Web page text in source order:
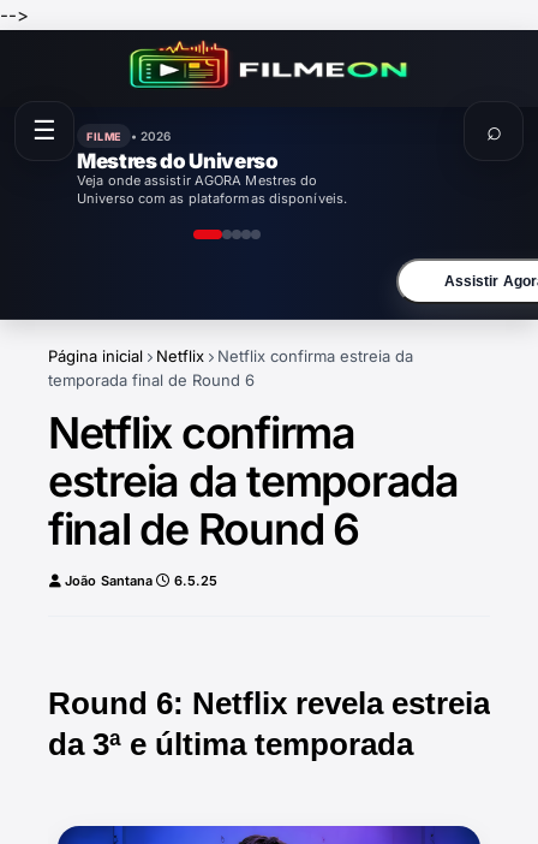
-->
FILME • 2026
Mestres do Universo
Veja onde assistir AGORA Mestres do
Universo com as plataformas disponíveis.
Assistir
Página inicial Netflix
Netflix confirma estreia da
temporada final de Round 6
Netflix confirma
estreia da temporada
final de Round 6
João Santana 6.5.25
Round 6: Netflix revela estreia
da 3ª e última temporada
☰ ⌕